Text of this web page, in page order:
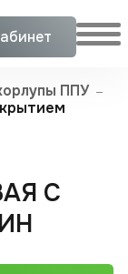
ППУ
С